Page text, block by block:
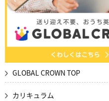
GLOBAL CROWN TOP
カリキュラム